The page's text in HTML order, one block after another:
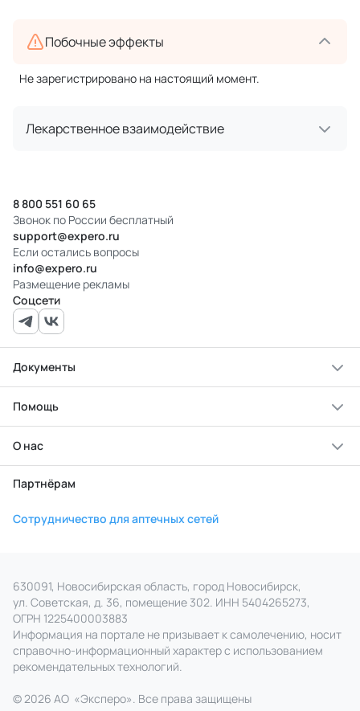
Побочные эффекты
Не зарегистрировано на настоящий момент.
Лекарственное взаимодействие
8 800 551 60 65
Звонок по России бесплатный
support@expero.ru
Если остались вопросы
info@expero.ru
Размещение рекламы
Соцсети
Документы
Помощь
О нас
Партнёрам
Сотрудничество для аптечных сетей
630091, Новосибирская область, город Новосибирск,
ул. Советская, д. 36, помещение 302. ИНН 5404265273,
ОГРН 1225400003883
Информация на портале не призывает к самолечению, носит
справочно‑информационный характер с использованием
рекомендательных технологий.
© 2026 АО «Эксперо». Все права защищены